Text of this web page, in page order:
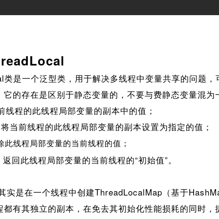
一个泛型类，用于解决多线程中变量共享的问题，
它的存在是区别于静态变量的，不要与费静态变量混为
程的此线程局部变量的副本中的值；
当前线程的此线程局部变量的副本设置为指定的值；
此线程局部变量的当前线程的值 ；
回此线程局部变量的当前线程的“初始值”。
是在一个线程中创建ThreadLocalMap（基于
都有其独立的副本，在免去其初始化性能损耗的同时